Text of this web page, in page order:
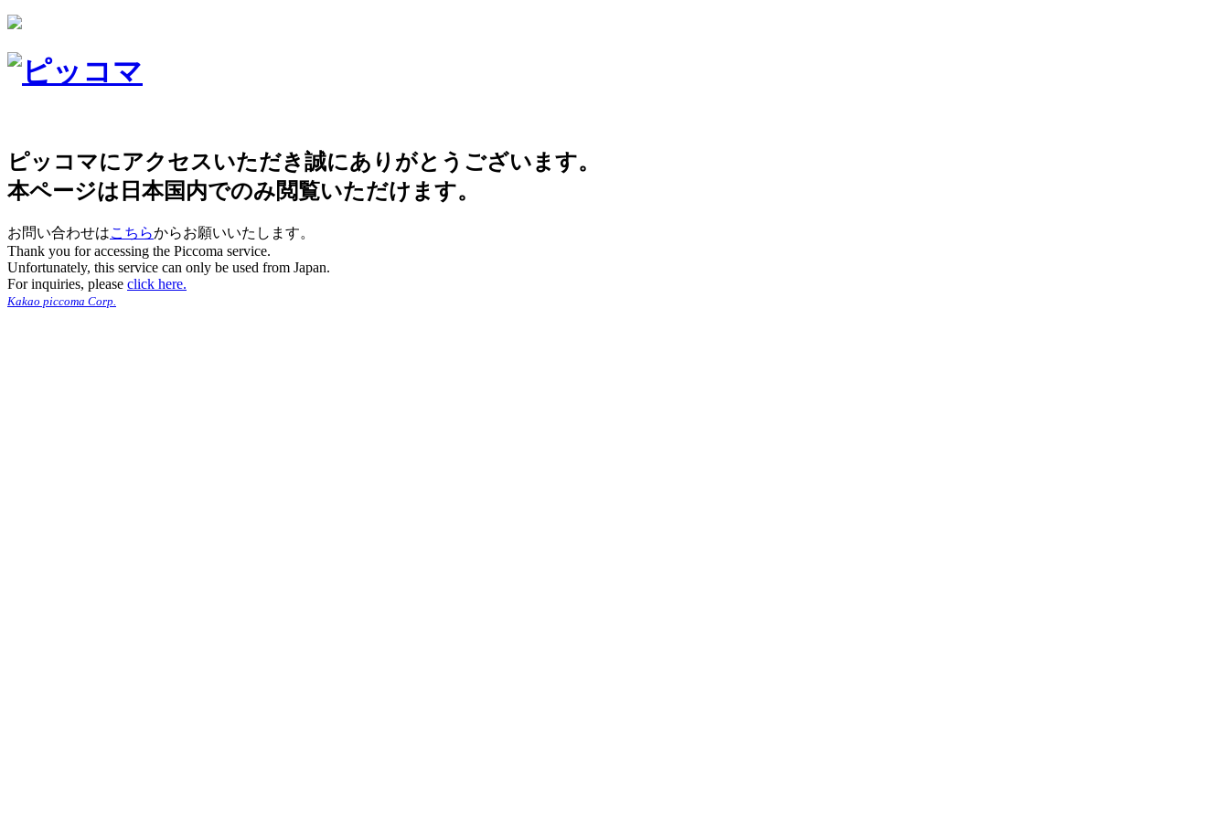
ピッコマにアクセスいただき誠にありがとうございます。
本ページは日本国内でのみ閲覧いただけます。
お問い合わせはこちらからお願いいたします。
Thank you for accessing the Piccoma service.
Unfortunately, this service can only be used from Japan.
For inquiries, please click here.
Kakao piccoma Corp.